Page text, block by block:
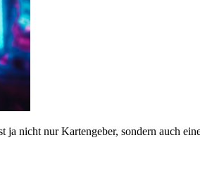
nicht nur Kartengeber, sondern auch